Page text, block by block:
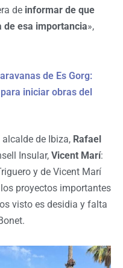
de informar de que
de esa importancia»,
de Es Gorg:
iniciar obras del
de Ibiza, Rafael
Insular, Vicent Marí:
y de Vicent Marí
proyectos importantes
visto es desidia y falta